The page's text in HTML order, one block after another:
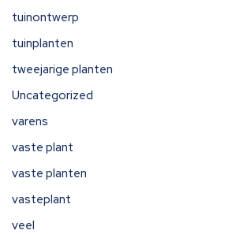
tuinontwerp
tuinplanten
tweejarige planten
Uncategorized
varens
vaste plant
vaste planten
vasteplant
veel